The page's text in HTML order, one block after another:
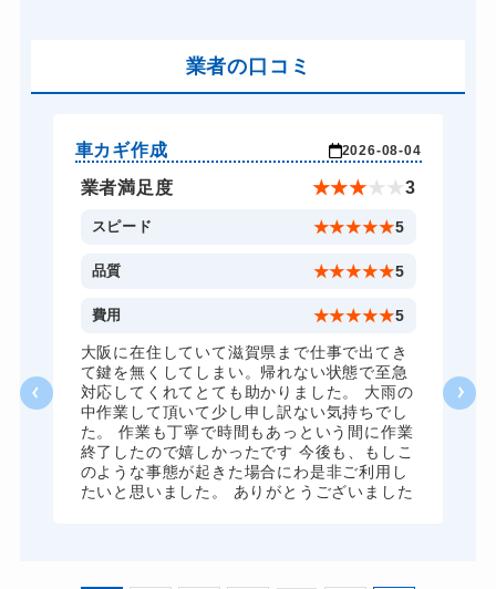
バイクカギ開け
スーツケースカギ開け 8,800円～(税込)
スーツケースカギ作成 8,800円～(税込)
金庫カギ開け 14,300円～(税込)
金庫カギ修理 11,000円～(税込)
8,800円～(税込)
ドアノブカギ開け 10,780円～(税込)
ドアノブカギ作成 8,800円～(税込)
ドアノブカギ交換 11,000円～(税込)
業者の口コミ
車カギ作成 2026-08-04
業者満足度 ★★★ ★ ★3
スピード ★★★★★5
品質 ★★★★★5
費用 ★★★★★5
大阪に在住していて滋賀県まで仕事で出てき
て鍵を無くしてしまい。帰れない状態で至急
対応してくれてとても助かりました。 大雨の
中作業して頂いて少し申し訳ない気持ちでし
た。 作業も丁寧で時間もあっという間に作業
終了したので嬉しかったです 今後も、もしこ
のような事態が起きた場合にわ是非ご利用し
たいと思いました。 ありがとうございました